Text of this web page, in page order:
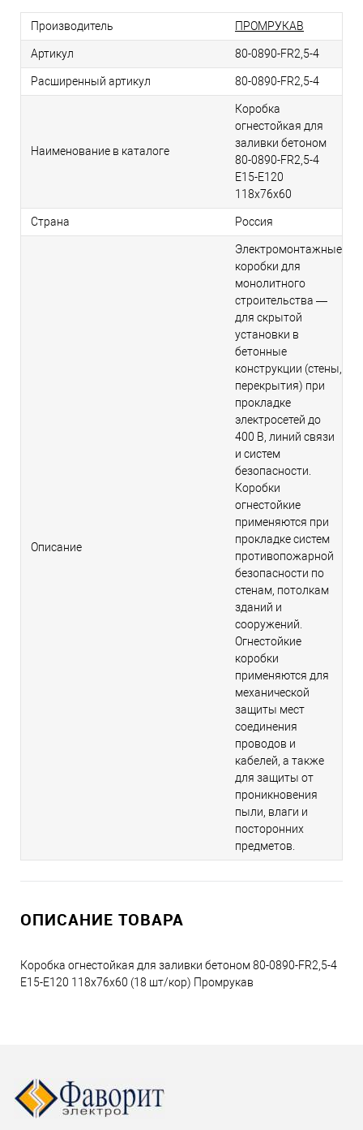
Производитель ПРОМРУКАВ
Артикул 80-0890-FR2,5-4
Расширенный артикул 80-0890-FR2,5-4
Наименование в каталоге
Коробка
огнестойкая для
заливки бетоном
80-0890-FR2,5-4
Е15-Е120
118х76х60
Страна Россия
Описание
Электромонтажные
коробки для
монолитного
строительства —
для скрытой
установки в
бетонные
конструкции (стены,
перекрытия) при
прокладке
электросетей до
400 В, линий связи
и систем
безопасности.
Коробки
огнестойкие
применяются при
прокладке систем
противопожарной
безопасности по
стенам, потолкам
зданий и
сооружений.
Огнестойкие
коробки
применяются для
механической
защиты мест
соединения
проводов и
кабелей, а также
для защиты от
проникновения
пыли, влаги и
посторонних
предметов.
ОПИСАНИЕ ТОВАРА
Коробка огнестойкая для заливки бетоном 80-0890-FR2,5-4
Е15-Е120 118х76х60 (18 шт/кор) Промрукав